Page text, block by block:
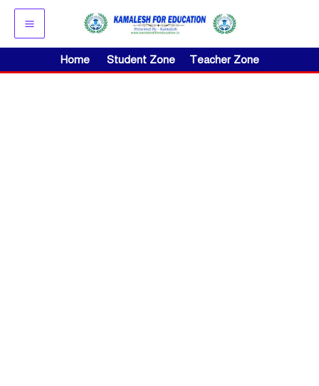
Skip
content
Home Student Zone Teacher Zone